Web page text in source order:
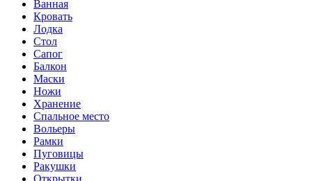
Ванная
Кровать
Лодка
Стол
Сапог
Балкон
Маски
Ножи
Хранение
Спальное место
Вольеры
Рамки
Пуговицы
Ракушки
Открытки